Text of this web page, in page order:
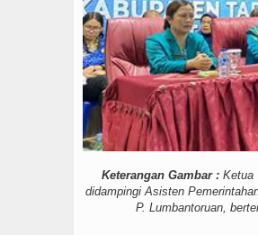
Keterangan Gambar :Ketua
didampingi Asisten
P. Lumbantoruan,